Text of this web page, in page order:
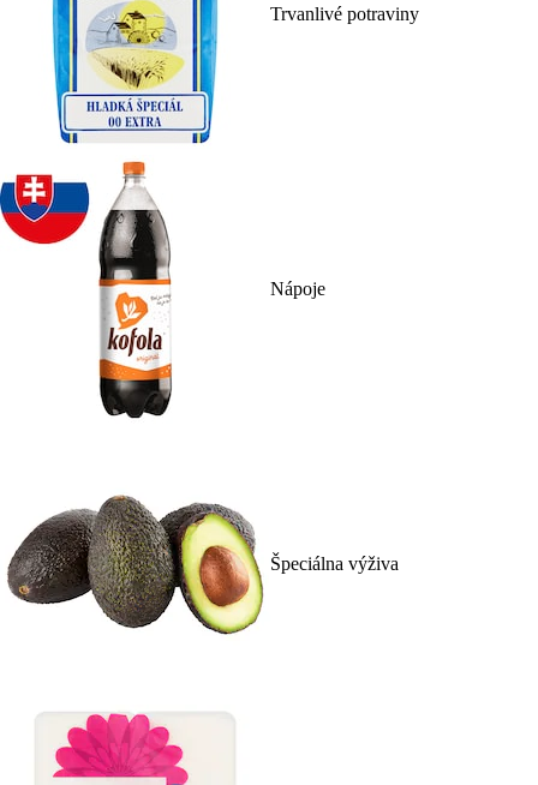
Trvanlivé potraviny
Nápoje
Špeciálna výživa